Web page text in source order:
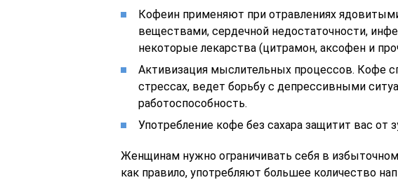
Кофеин применяют при отравлениях
веществами, сердечной недостаточности,
некоторые лекарства (цитрамон, аксофен и
Активизация мыслительных процессов. Кофе
стрессах, ведет борьбу с депрессивными
работоспособность.
Употребление кофе без сахара защитит вас от
Женщинам нужно ограничивать себя в
как правило, употребляют большее количество